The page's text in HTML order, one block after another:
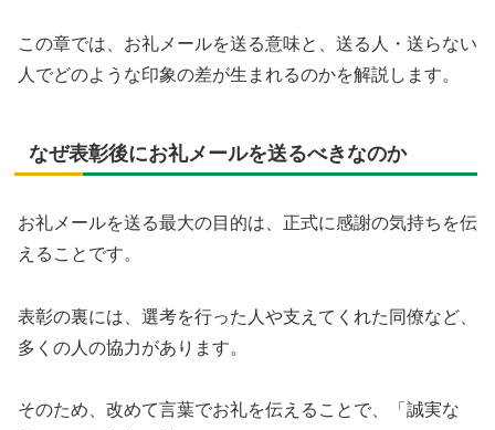
この章では、お礼メールを送る意味と、送る人・送らない
人でどのような印象の差が生まれるのかを解説します。
なぜ表彰後にお礼メールを送るべきなのか
お礼メールを送る最大の目的は、正式に感謝の気持ちを伝
えることです。
表彰の裏には、選考を行った人や支えてくれた同僚など、
多くの人の協力があります。
そのため、改めて言葉でお礼を伝えることで、「誠実な